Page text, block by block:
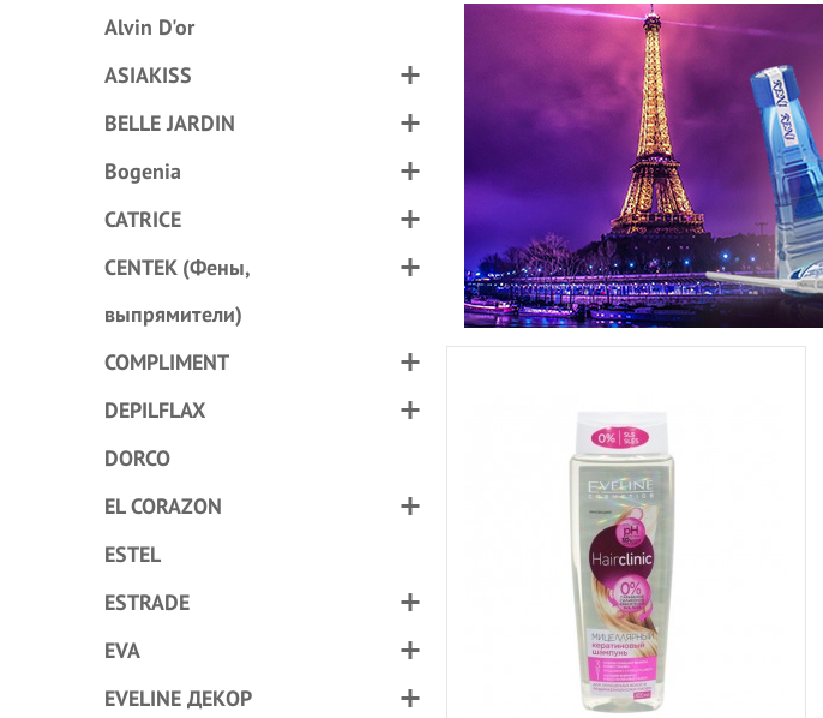
Alvin D'or
ASIAKISS
BELLE JARDIN
Bogenia
CATRICE
CENTEK (Фены,
выпрямители)
COMPLIMENT
DEPILFLAX
DORCO
EL CORAZON
ESTEL
ESTRADE
EVA
EVELINE ДЕКОР